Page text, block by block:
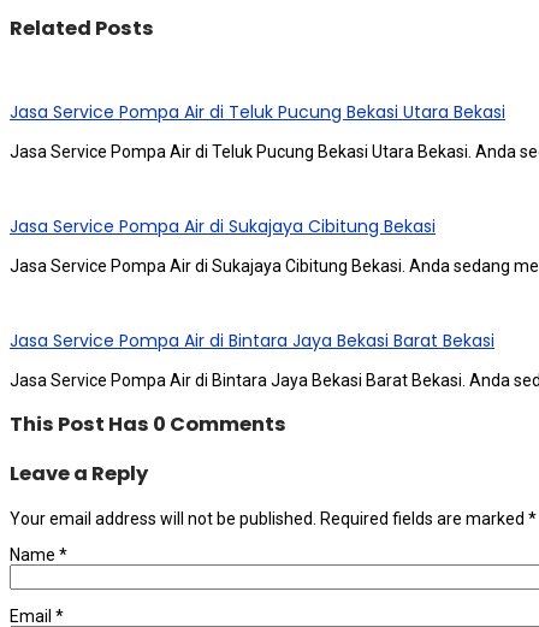
Related Posts
Jasa Service Pompa Air di Teluk Pucung Bekasi Utara Bekasi
Jasa Service Pompa Air di Teluk Pucung Bekasi Utara Bekasi. Andа
Jasa Service Pompa Air di Sukajaya Cibitung Bekasi
Jasa Service Pompa Air di Sukajaya Cibitung Bekasi. Andа ѕеdаng
Jasa Service Pompa Air di Bintara Jaya Bekasi Barat Bekasi
Jasa Service Pompa Air di Bintara Jaya Bekasi Barat Bekasi. Andа
This Post Has 0 Comments
Leave a Reply
Your email address will not be published. Required fields are marked *
Name *
Email *